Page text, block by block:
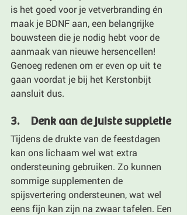
is het goed voor je vetverbranding én
maak je BDNF aan, een belangrijke
bouwsteen die je nodig hebt voor de
aanmaak van nieuwe hersencellen!
Genoeg redenen om er even op uit te
gaan voordat je bij het Kerstonbijt
aansluit dus.
3.     Denk aan de juiste suppletie
Tijdens de drukte van de feestdagen
kan ons lichaam wel wat extra
ondersteuning gebruiken. Zo kunnen
sommige supplementen de
spijsvertering ondersteunen, wat wel
eens fijn kan zijn na zwaar tafelen. Een